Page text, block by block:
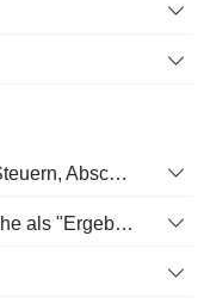
EBITDA (Ergebnis vor Zinsen, Steuern, Abschreibungen auf immaterielle Vermögenswerte und Sachanlagen)
EBITA übersetzt sich ins Deutsche als "Ergebnis vor Zinsen, Steuern und Abschreibungen".